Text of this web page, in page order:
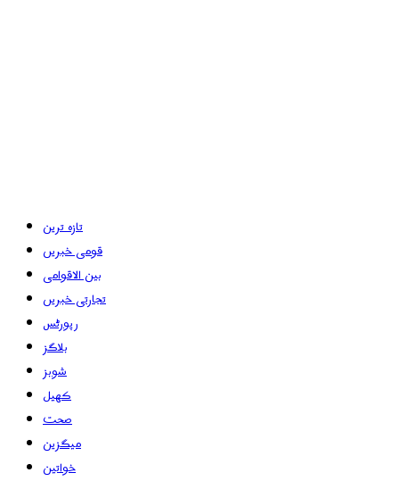
تازہ ترین
قومی خبریں
بین الاقوامی
تجارتی خبریں
رپورٹس
بلاگز
شوبز
کھیل
صحت
میگزین
خواتین